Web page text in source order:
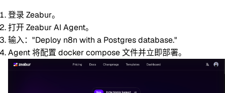
登录 Zeabur。
打开 Zeabur AI Agent。
输入： "Deploy n8n with a Postgres database."
Agent 将配置 docker compose 文件并立即部署。